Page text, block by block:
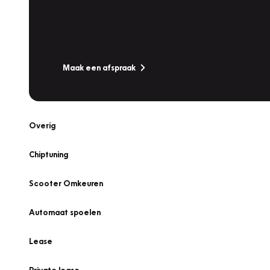
Maak een afspraak
Overig
Chiptuning
Scooter Omkeuren
Automaat spoelen
Lease